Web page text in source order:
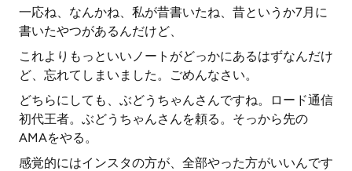
一応ね、なんかね、私が昔書いたね、昔というか7月に
書いたやつがあるんだけど、
これよりもっといいノートがどっかにあるはずなんだけ
ど、忘れてしまいました。ごめんなさい。
どちらにしても、ぶどうちゃんさんですね。ロード通信
初代王者。ぶどうちゃんさんを頼る。そっから先の
AMAをやる。
感覚的にはインスタの方が、全部やった方がいいんです